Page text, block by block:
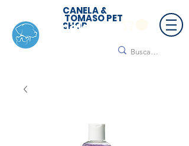
CANELA &
TOMASO PET
SHOP